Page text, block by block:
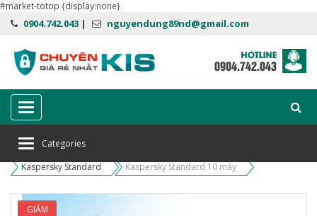
#market-totop {display:none}
0904.742.043 | nguyendung89nd@gmail.com
Categories
Categories
Home
Phần mềm diệt virus Kaspersky
Kaspersky Standard
Kaspersky Standard 10 máy
GIẢM